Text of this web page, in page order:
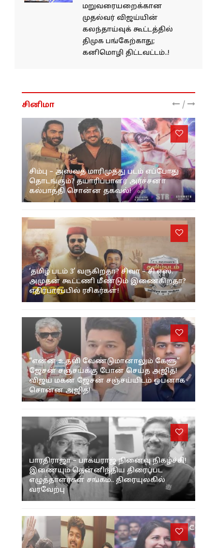
மறுவரையறைக்கான
முதல்வர் விஜய்யின்
கலந்தாய்வுக் கூட்டத்தில்
திமுக பங்கேற்காது;
கனிமொழி திட்டவட்டம்..!
சினிமா /
சிம்பு – அஸ்வத் மாரிமுத்து படம் எப்போது
தொடங்கும்? தயாரிப்பாளர் அர்ச்சனா
கல்பாத்தி சொன்ன தகவல்!
‘தமிழ் படம் 3’ வருகிறதா? சிவா – சி.எஸ்.
அமுதன் கூட்டணி மீண்டும் இணைகிறதா?
எதிர்பார்ப்பில் ரசிகர்கள்!
“என்ன உதவி வேண்டுமானாலும் கேளு”
ஜேசன் சஞ்சய்க்கு போன் செய்த அஜித்!
விஜய் மகன் ஜேசன் சஞ்சய்யிடம் ஓபனாக
சொன்ன அஜித்!
பாரதிராஜா – பாக்யராஜ் நினைவு நிகழ்ச்சி!
இணையும் தென்னிந்திய திரைப்பட
எழுத்தாளர்கள் சங்கம்.. திரையுலகில்
வரவேற்பு